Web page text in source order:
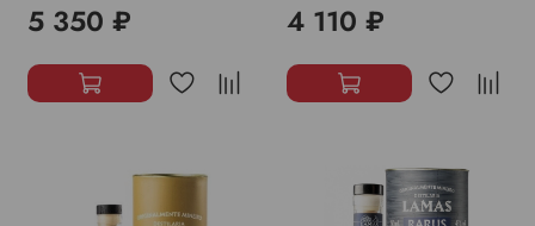
5 350 ₽ 4 110 ₽